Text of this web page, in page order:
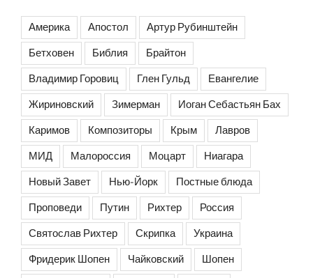
Америка Апостол Артур Рубинштейн
Бетховен Библия Брайтон
Владимир Горовиц Глен Гульд Евангелие
Жириновский Зимерман Иоган Себастьян Бах
Каримов Композиторы Крым Лавров
МИД Малороссия Моцарт Ниагара
Новый Завет Нью-Йорк Постные блюда
Проповеди Путин Рихтер Россия
Святослав Рихтер Скрипка Украина
Фридерик Шопен Чайковский Шопен